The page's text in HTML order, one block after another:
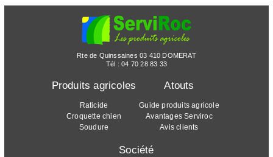
Rte de Quinssaines 03 410 DOMERAT
Tél :04 70 28 83 33
Produits agricoles
Raticide
Croquette chien
Soudure
Atouts
Guide produits agricole
Avantages Serviroc
Avis clients
Société